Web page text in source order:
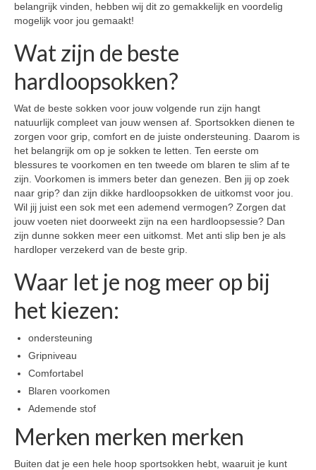
belangrijk vinden, hebben wij dit zo gemakkelijk en voordelig
mogelijk voor jou gemaakt!
Wat zijn de beste
hardloopsokken?
Wat de beste sokken voor jouw volgende run zijn hangt
natuurlijk compleet van jouw wensen af. Sportsokken dienen te
zorgen voor grip, comfort en de juiste ondersteuning. Daarom is
het belangrijk om op je sokken te letten. Ten eerste om
blessures te voorkomen en ten tweede om blaren te slim af te
zijn. Voorkomen is immers beter dan genezen. Ben jij op zoek
naar grip? dan zijn dikke hardloopsokken de uitkomst voor jou.
Wil jij juist een sok met een ademend vermogen? Zorgen dat
jouw voeten niet doorweekt zijn na een hardloopsessie? Dan
zijn dunne sokken meer een uitkomst. Met anti slip ben je als
hardloper verzekerd van de beste grip.
Waar let je nog meer op bij
het kiezen:
ondersteuning
Gripniveau
Comfortabel
Blaren voorkomen
Ademende stof
Merken merken merken
Buiten dat je een hele hoop sportsokken hebt, waaruit je kunt